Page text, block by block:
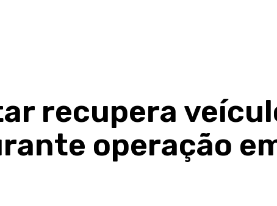
recupera
operação